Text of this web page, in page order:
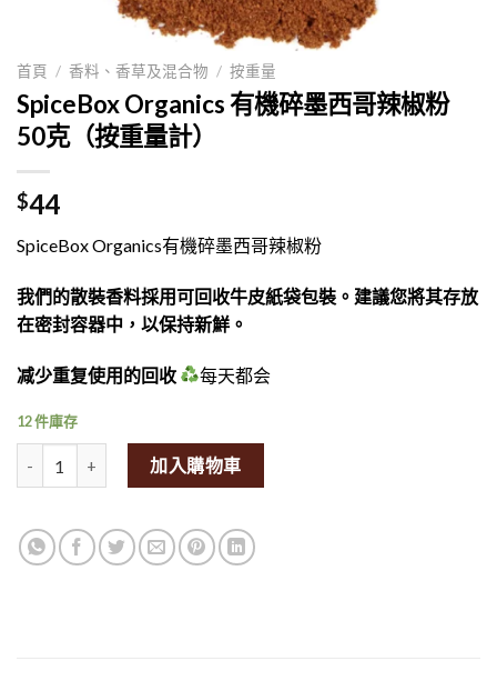
首頁 / 香料、香草及混合物 / 按重量
SpiceBox Organics 有機碎墨西哥辣椒粉
50克（按重量計）
$44
SpiceBox Organics有機碎墨西哥辣椒粉
我們的散裝香料採用可回收牛皮紙袋包裝。建議您將其存放
在密封容器中，以保持新鮮。
减少重复使用的回收 每天都会
12 件庫存
SpiceBox Organics Organic Ground Chipotle Powder 50g (By
加入購物車